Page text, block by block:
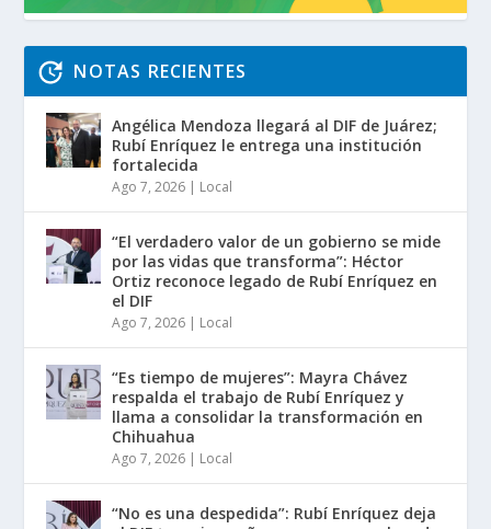
NOTAS RECIENTES
Angélica Mendoza llegará al DIF de Juárez;
Rubí Enríquez le entrega una institución
fortalecida
Ago 7, 2026 | Local
“El verdadero valor de un gobierno se mide
por las vidas que transforma”: Héctor
Ortiz reconoce legado de Rubí Enríquez en
el DIF
Ago 7, 2026 | Local
“Es tiempo de mujeres”: Mayra Chávez
respalda el trabajo de Rubí Enríquez y
llama a consolidar la transformación en
Chihuahua
Ago 7, 2026 | Local
“No es una despedida”: Rubí Enríquez deja